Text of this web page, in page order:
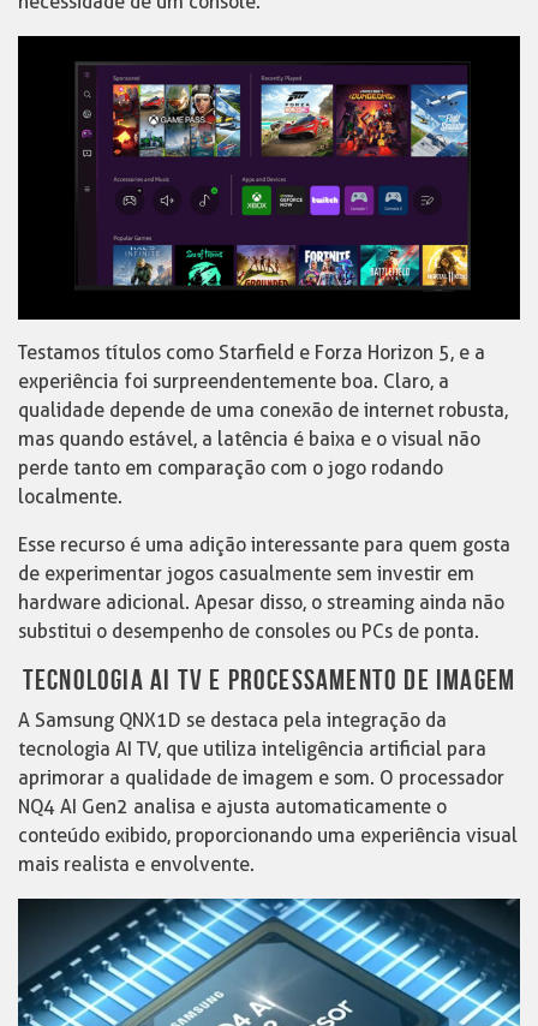
Testamos títulos como Starfield e Forza Horizon 5, e a
experiência foi surpreendentemente boa. Claro, a
qualidade depende de uma conexão de internet robusta,
mas quando estável, a latência é baixa e o visual não
perde tanto em comparação com o jogo rodando
localmente.
Esse recurso é uma adição interessante para quem gosta
de experimentar jogos casualmente sem investir em
hardware adicional. Apesar disso, o streaming ainda não
substitui o desempenho de consoles ou PCs de ponta.
TECNOLOGIA AI TV E PROCESSAMENTO DE IMAGEM
A Samsung QNX1D se destaca pela integração da
tecnologia AI TV, que utiliza inteligência artificial para
aprimorar a qualidade de imagem e som. O processador
NQ4 AI Gen2 analisa e ajusta automaticamente o
conteúdo exibido, proporcionando uma experiência visual
mais realista e envolvente.